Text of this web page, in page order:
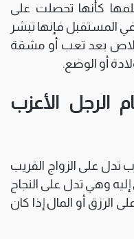
كأنها تحصلت على
في المستقبل فإنها تبشر
بعد تعب أو مشقة
أو الوضع.
الرجل الأعزب
تدل على الزواج القريب
وهي تدل على النجاح
الرزق أو المال إذا كان